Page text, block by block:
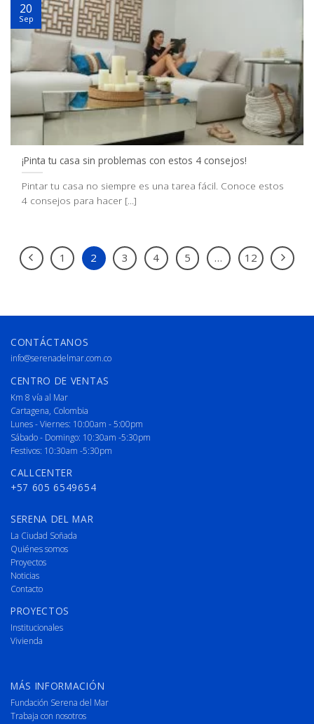
¡Pinta tu casa sin problemas con estos 4 consejos!
Pintar tu casa no siempre es una tarea fácil. Conoce estos
4 consejos para hacer [...]
20
Sep
1 2 3 4 5 … 12
CONTÁCTANOS
info@serenadelmar.com.co
CENTRO DE VENTAS
Km 8 vía al Mar
Cartagena, Colombia
Lunes - Viernes: 10:00am - 5:00pm
Sábado - Domingo: 10:30am -5:30pm
Festivos: 10:30am -5:30pm
CALLCENTER
+57 605 6549654
SERENA DEL MAR
La Ciudad Soñada
Quiénes somos
Proyectos
Noticias
Contacto
PROYECTOS
Institucionales
Vivienda
MÁS INFORMACIÓN
Fundación Serena del Mar
Trabaja con nosotros